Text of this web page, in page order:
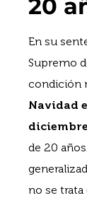
20
En su
Supremo
condición
Navidad
diciembre
de 20
no se trata